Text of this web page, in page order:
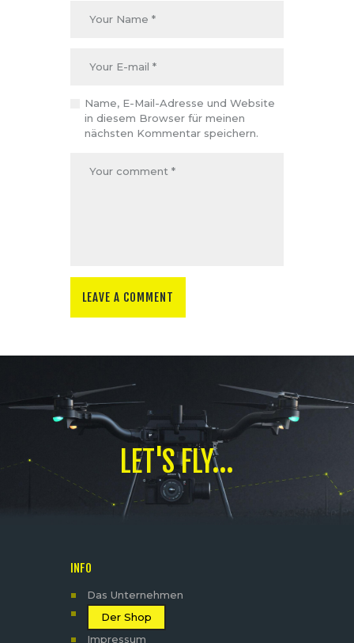
Name, E-Mail-Adresse und Website
in diesem Browser für meinen
nächsten Kommentar speichern.
LET'S FLY...
INFO
Das Unternehmen
Der Shop
Impressum